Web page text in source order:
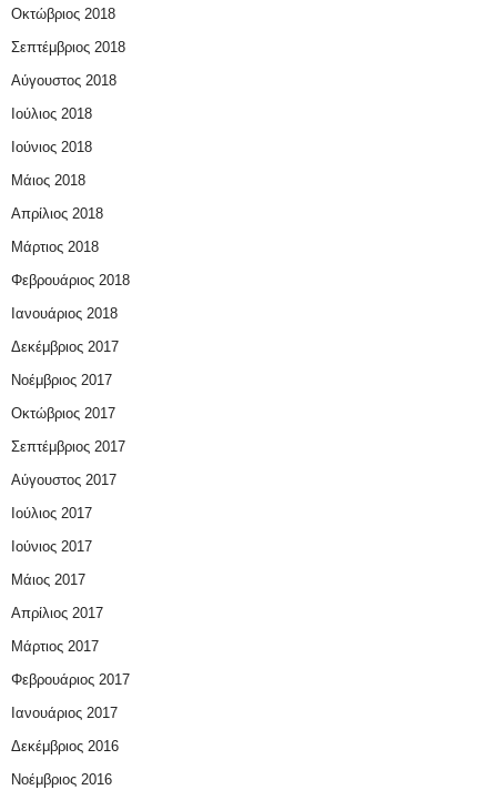
Οκτώβριος 2018
Σεπτέμβριος 2018
Αύγουστος 2018
Ιούλιος 2018
Ιούνιος 2018
Μάιος 2018
Απρίλιος 2018
Μάρτιος 2018
Φεβρουάριος 2018
Ιανουάριος 2018
Δεκέμβριος 2017
Νοέμβριος 2017
Οκτώβριος 2017
Σεπτέμβριος 2017
Αύγουστος 2017
Ιούλιος 2017
Ιούνιος 2017
Μάιος 2017
Απρίλιος 2017
Μάρτιος 2017
Φεβρουάριος 2017
Ιανουάριος 2017
Δεκέμβριος 2016
Νοέμβριος 2016